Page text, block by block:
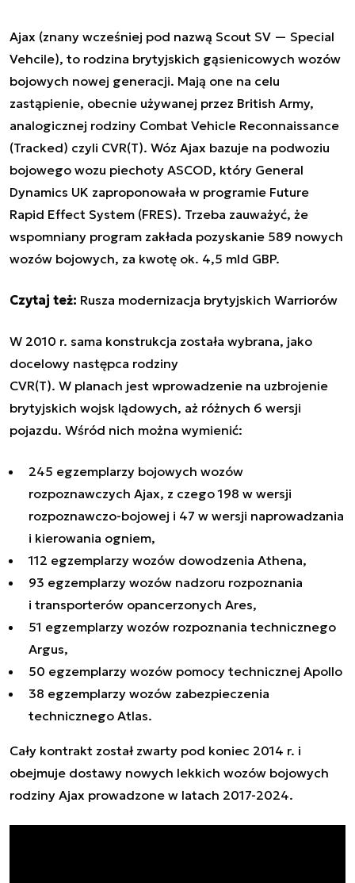
Ajax (znany wcześniej pod nazwą Scout SV — Special
Vehcile), to rodzina brytyjskich gąsienicowych wozów
bojowych nowej generacji. Mają one na celu
zastąpienie, obecnie używanej przez British Army,
analogicznej rodziny Combat Vehicle Reconnaissance
(Tracked) czyli CVR(T). Wóz Ajax bazuje na podwoziu
bojowego wozu piechoty ASCOD, który General
Dynamics UK zaproponowała w programie Future
Rapid Effect System (FRES). Trzeba zauważyć, że
wspomniany program zakłada pozyskanie 589 nowych
wozów bojowych, za kwotę ok. 4,5 mld GBP.
Czytaj też: Rusza modernizacja brytyjskich Warriorów
W 2010 r. sama konstrukcja została wybrana, jako
docelowy następca rodziny
CVR(T). W planach jest wprowadzenie na uzbrojenie
brytyjskich wojsk lądowych, aż różnych 6 wersji
pojazdu. Wśród nich można wymienić:
245 egzemplarzy bojowych wozów
rozpoznawczych Ajax, z czego 198 w wersji
rozpoznawczo-bojowej i 47 w wersji naprowadzania
i kierowania ogniem,
112 egzemplarzy wozów dowodzenia Athena,
93 egzemplarzy wozów nadzoru rozpoznania
i transporterów opancerzonych Ares,
51 egzemplarzy wozów rozpoznania technicznego
Argus,
50 egzemplarzy wozów pomocy technicznej Apollo
38 egzemplarzy wozów zabezpieczenia
technicznego Atlas.
Cały kontrakt został zwarty pod koniec 2014 r. i
obejmuje dostawy nowych lekkich wozów bojowych
rodziny Ajax prowadzone w latach 2017-2024.